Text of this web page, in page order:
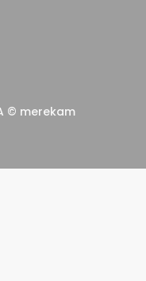
© merekam